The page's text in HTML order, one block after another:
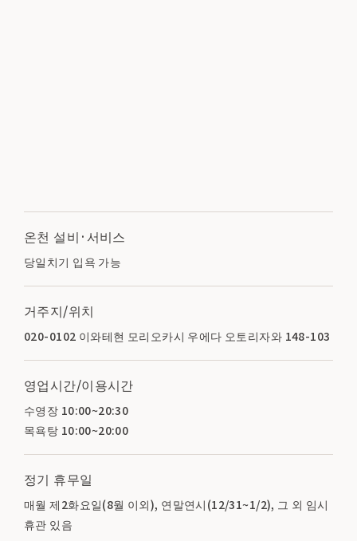
온천 설비·서비스
당일치기 입욕 가능
거주지/위치
020-0102 이와테현 모리오카시 우에다 오토리자와 148-103
영업시간/이용시간
수영장 10:00~20:30
목욕탕 10:00~20:00
정기 휴무일
매월 제2화요일(8월 이외), 연말연시(12/31~1/2), 그 외 임시
휴관 있음